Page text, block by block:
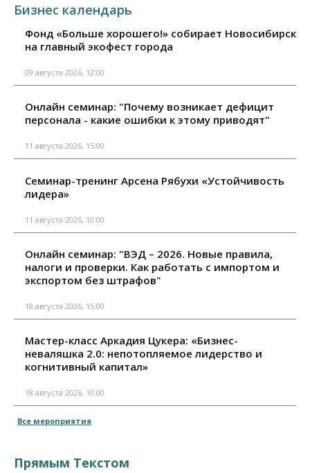
Бизнес календарь
Фонд «Больше хорошего!» собирает Новосибирск
на главный экофест города
09 августа 2026, 12:00
Онлайн семинар: "Почему возникает дефицит
персонала - какие ошибки к этому приводят"
11 августа 2026, 15:00
Семинар-тренинг Арсена Рябухи «Устойчивость
лидера»
11 августа 2026, 10:00
Онлайн семинар: "ВЭД – 2026. Новые правила,
налоги и проверки. Как работать с импортом и
экспортом без штрафов"
18 августа 2026, 15:00
Мастер-класс Аркадия Цукера: «Бизнес-
неваляшка 2.0: непотопляемое лидерство и
когнитивный капитал»
18 августа 2026, 10:00
Все мероприятия
Прямым Текстом